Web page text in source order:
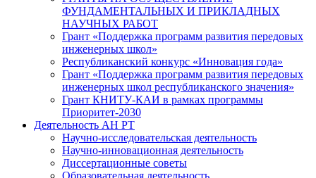
ФУНДАМЕНТАЛЬНЫХ И ПРИКЛАДНЫХ
НАУЧНЫХ РАБОТ
Грант «Поддержка программ развития передовых
инженерных школ»
Республиканский конкурс «Инновация года»
Грант «Поддержка программ развития передовых
инженерных школ республиканского значения»
Грант КНИТУ-КАИ в рамках программы
Приоритет-2030
Деятельность АН РТ
Научно-исследовательская деятельность
Научно-инновационная деятельность
Диссертационные советы
Образовательная деятельность